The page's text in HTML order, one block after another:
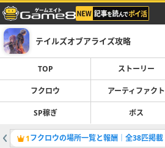
テイルズオブアライズ攻略
TOP ストーリー
フクロウ アーティファクト
SP稼ぎ ボス
1フクロウの場所一覧と報酬｜全38匹掲載